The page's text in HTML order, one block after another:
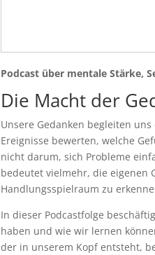
Podcast über mentale Stärke,
Die Macht der
Unsere Gedanken begleiten
Ereignisse bewerten, welche
nicht darum, sich Probleme
bedeutet vielmehr, die eigenen
Handlungsspielraum zu
In dieser Podcastfolge
haben und wie wir lernen
der in unserem Kopf entsteht,